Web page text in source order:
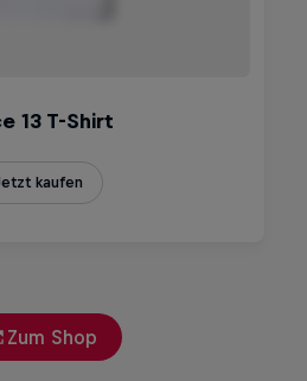
Zum Shop